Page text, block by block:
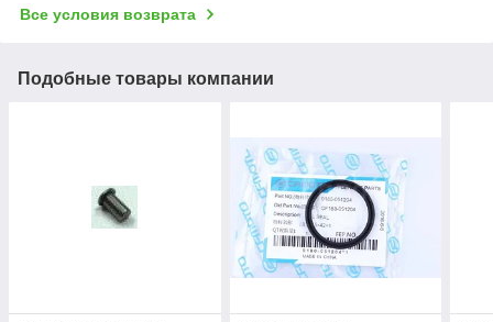
Все условия возврата
Подобные товары компании